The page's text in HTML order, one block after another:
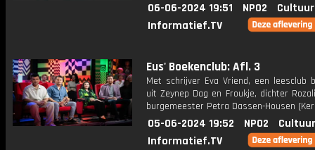
06-06-2024 19:51 NPO2
Informatief.TV
Eus' Boekenclub: Afl. 3
Met schrijver Eva Vriend, een leesclub
uit Zeynep Dag en Froukje, dichter
burgemeester Petra Dassen-Housen
05-06-2024 19:52 NPO2
Informatief.TV